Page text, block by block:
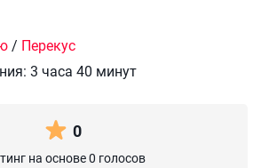
/ Перекус
3 часа 40 минут
0
на основе 0 голосов